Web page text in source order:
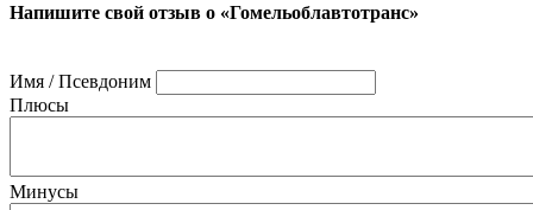
Напишите свой отзыв о «Гомельоблавтотранс»
Имя / Псевдоним
Плюсы
Минусы